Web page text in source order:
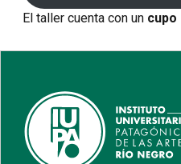
El taller cuenta con un cupo